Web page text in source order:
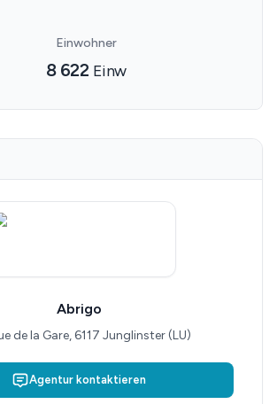
Einwohner
8 622 Einw
Abrigo
de la Gare, 6117 Junglinster (LU)
Agentur kontaktieren